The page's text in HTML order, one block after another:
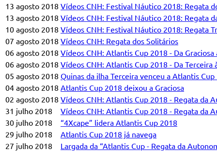
13 agosto 2018 Vídeos CNH: Festival Náutico 2018: Regata
13 agosto 2018 Vídeos CNH: Festival Náutico 2018: Regata
10 agosto 2018 Vídeos CNH: Festival Náutico 2018: Regata
07 agosto 2018 Vídeos CNH: Regata dos Solitários
06 agosto 2018 Vídeos CNH: Atlantis Cup 2018 - Da Graciosa
06 agosto 2018 Vídeos CNH: Atlantis Cup 2018 - Da Terceira
05 agosto 2018 Quinas da ilha Terceira venceu a Atlantis Cup
04 agosto 2018 Atlantis Cup 2018 deixou a Graciosa
02 agosto 2018 Vídeos CNH: Atlantis Cup 2018 - Regata da
31 julho 2018
Vídeos CNH: Atlantis Cup 2018 - Regata da
30 julho 2018
“4Xcape” lidera Atlantis Cup 2018
29 julho 2018
Atlantis Cup 2018 já navega
27 julho 2018
Largada da “Atlantis Cup - Regata da